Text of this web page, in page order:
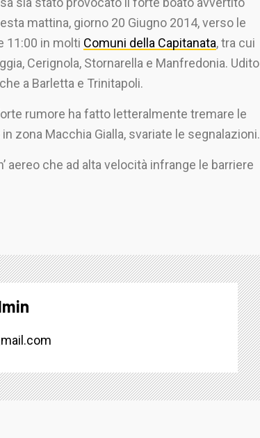
mattina, giorno 20 Giugno 2014, verso le
11:00 in molti Comuni della Capitanata, tra cui
Cerignola, Stornarella e Manfredonia. Udito
a Barletta e Trinitapoli.
rumore ha fatto letteralmente tremare le
zona Macchia Gialla, svariate le segnalazioni.
aereo che ad alta velocità infrange le barriere